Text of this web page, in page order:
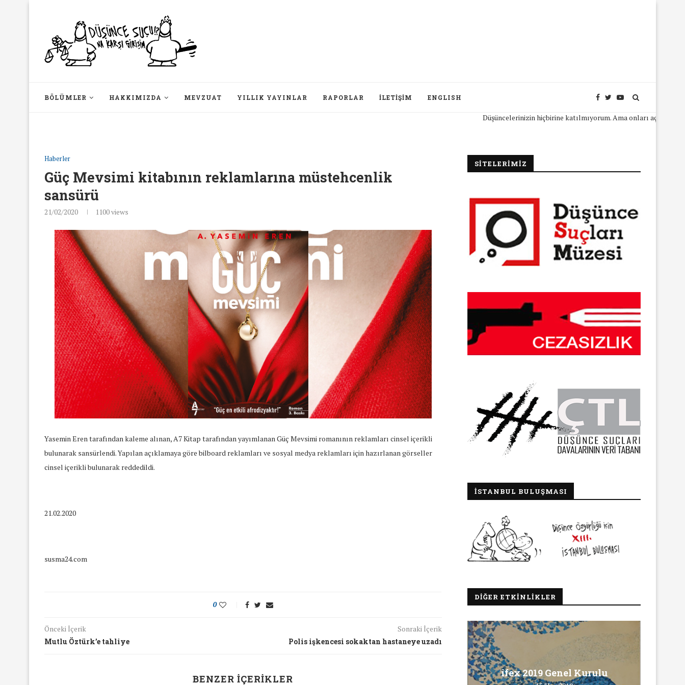
BÖLÜMLER HAKKIMIZDA MEVZUAT YILLIK YAYINLAR RAPORLAR İLETIŞIM ENGLISH
Düşüncelerinizin hiçbirine katılmıyorum. Ama onları açıkça ifade
Haberler
Güç Mevsimi kitabının reklamlarına müstehcenlik
sansürü
21/02/2020 1100views
Yasemin Eren tarafından kaleme alınan, A7 Kitap tarafından yayımlanan Güç Mevsimi romanının reklamları cinsel içerikli
bulunarak sansürlendi. Yapılan açıklamaya göre bilboard reklamları ve sosyal medya reklamları için hazırlanan görseller
cinsel içerikli bulunarak reddedildi.
21.02.2020
susma24.com
0
Önceki İçerik
Mutlu Öztürk’e tahliye
Sonraki İçerik
Polis işkencesi sokaktan hastaneye uzadı
BENZER İÇERIKLER
SİTELERİMİZ
İSTANBUL BULUŞMASI
DIĞER ETKINLIKLER
Konuştuk
ifex 2019 Genel Kurulu